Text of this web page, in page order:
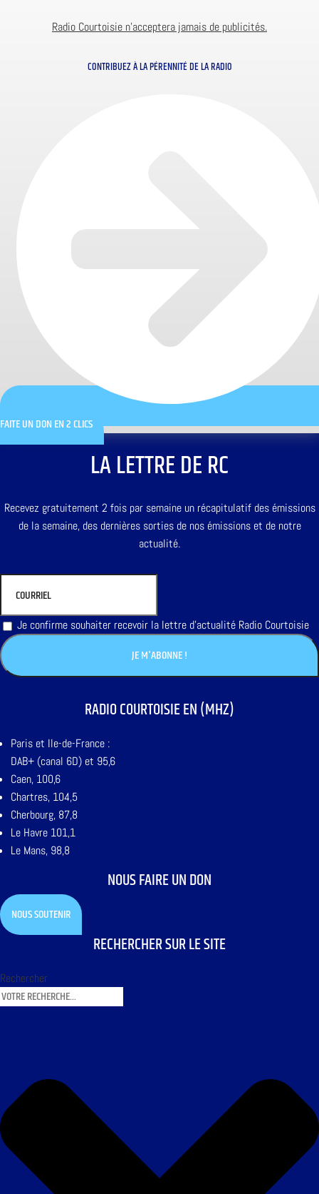
Radio Courtoisie n’acceptera jamais de publicités.
CONTRIBUEZ À LA PÉRENNITÉ DE LA RADIO
FAITE UN DON EN 2 CLICS
LA LETTRE DE RC
Recevez gratuitement 2 fois par semaine un récapitulatif des émissions
de la semaine, des dernières sorties de nos émissions et de notre
actualité.
Je confirme souhaiter recevoir la lettre d'actualité Radio Courtoisie
RADIO COURTOISIE EN (MHZ)
Paris et Ile-de-France :
DAB+ (canal 6D) et 95,6
Caen, 100,6
Chartres, 104,5
Cherbourg, 87,8
Le Havre 101,1
Le Mans, 98,8
NOUS FAIRE UN DON
NOUS SOUTENIR
RECHERCHER SUR LE SITE
Rechercher